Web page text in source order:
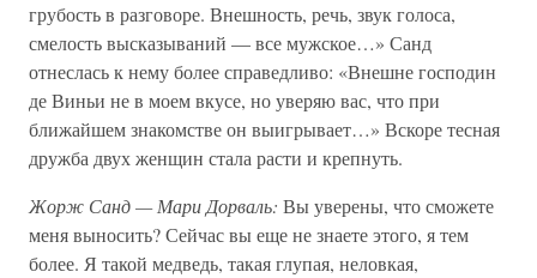
грубость в разговоре. Внешность, речь, звук голоса,
смелость высказываний — все мужское…» Санд
отнеслась к нему более справедливо: «Внешне господин
де Виньи не в моем вкусе, но уверяю вас, что при
ближайшем знакомстве он выигрывает…» Вскоре тесная
дружба двух женщин стала расти и крепнуть.
Жорж Санд — Мари Дорваль: Вы уверены, что сможете
меня выносить? Сейчас вы еще не знаете этого, я тем
более. Я такой медведь, такая глупая, неловкая,